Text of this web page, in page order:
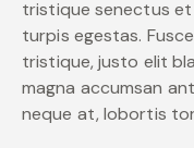
tristique senectus
turpis egestas.
tristique, justo elit
magna accumsan
neque at, lobortis